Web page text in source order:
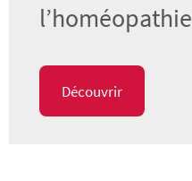
l’homéopathie
Découvrir